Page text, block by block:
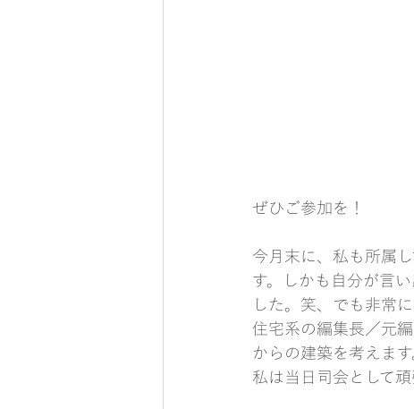
ぜひご参加を！
今月末に、私も所属
す。しかも自分が言
した。笑、でも非常
住宅系の編集長／元
からの建築を考えます
私は当日司会として頑